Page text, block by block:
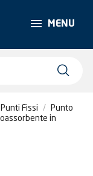
MENU
Punti Fissi
Punto
in